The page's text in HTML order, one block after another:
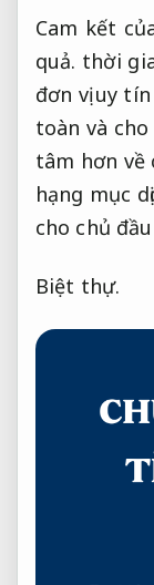
Cam kết
quả. thời
đơn vị uy
toàn và cho
tâm hơn về
hạng mục
cho chủ
Biệt thự.